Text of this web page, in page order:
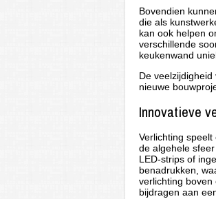
Bovendien
die als
kan ook helpen
verschillende
keukenwand
De
nieuwe
Innovatieve
Verlichting
de algehele
LED-strips of
benadrukken,
verlichting
bijdragen aan